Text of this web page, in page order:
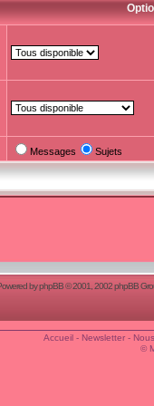
Messages Sujets
byphpBB© 2001, 2002 phpBB
Accueil- Newsletter-
©